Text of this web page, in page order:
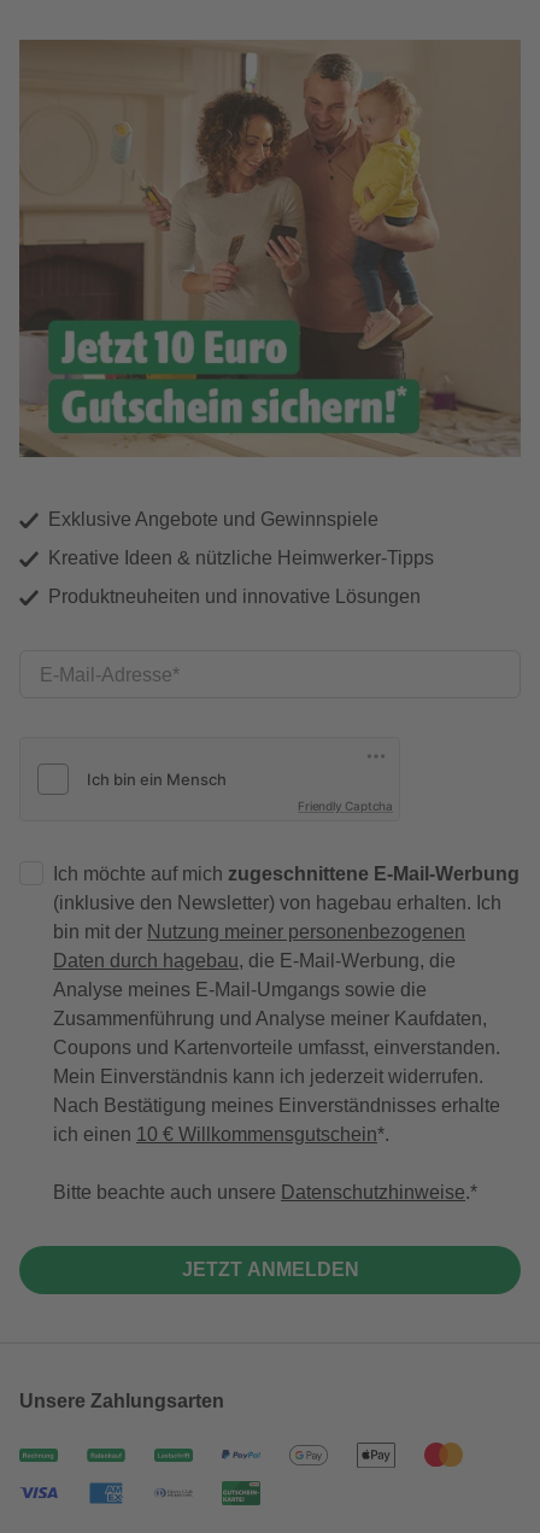
Exklusive Angebote und Gewinnspiele
Kreative Ideen & nützliche Heimwerker-Tipps
Produktneuheiten und innovative Lösungen
E-Mail-Adresse
Friendly Captcha
Ich möchte auf mich zugeschnittene E-Mail-Werbung
(inklusive den Newsletter) von hagebau erhalten. Ich
bin mit der Nutzung meiner personenbezogenen
Daten durch hagebau, die E-Mail-Werbung, die
Analyse meines E-Mail-Umgangs sowie die
Zusammenführung und Analyse meiner Kaufdaten,
Coupons und Kartenvorteile umfasst, einverstanden.
Mein Einverständnis kann ich jederzeit widerrufen.
Nach Bestätigung meines Einverständnisses erhalte
ich einen 10 € Willkommensgutschein*.
Bitte beachte auch unsere Datenschutzhinweise.
JETZT ANMELDEN
Unsere Zahlungsarten